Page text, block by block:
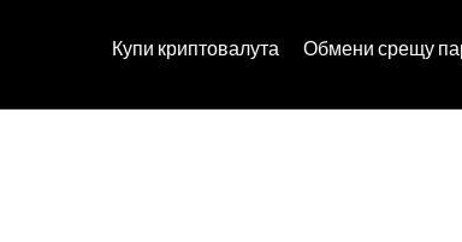
Купи криптовалута Обмени срещу